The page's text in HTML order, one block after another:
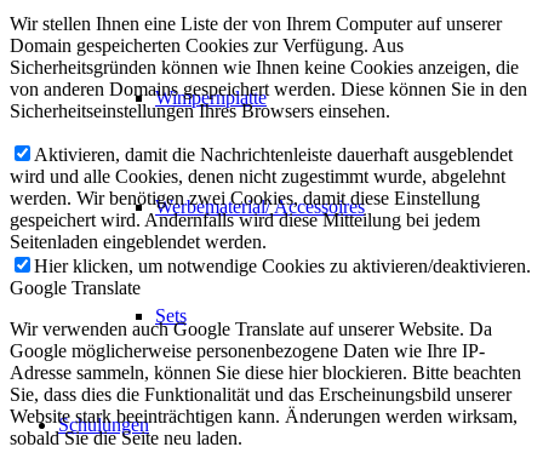
Wimpernplatte
Werbematerial/ Accessoires
Sets
Schulungen
Wir stellen Ihnen eine Liste der von Ihrem Computer auf unserer
Domain gespeicherten Cookies zur Verfügung. Aus
Sicherheitsgründen können wie Ihnen keine Cookies anzeigen, die
von anderen Domains gespeichert werden. Diese können Sie in den
Sicherheitseinstellungen Ihres Browsers einsehen.
Aktivieren, damit die Nachrichtenleiste dauerhaft ausgeblendet
wird und alle Cookies, denen nicht zugestimmt wurde, abgelehnt
werden. Wir benötigen zwei Cookies, damit diese Einstellung
gespeichert wird. Andernfalls wird diese Mitteilung bei jedem
Seitenladen eingeblendet werden.
Hier klicken, um notwendige Cookies zu aktivieren/deaktivieren.
Google Translate
Wir verwenden auch Google Translate auf unserer Website. Da
Google möglicherweise personenbezogene Daten wie Ihre IP-
Adresse sammeln, können Sie diese hier blockieren. Bitte beachten
Sie, dass dies die Funktionalität und das Erscheinungsbild unserer
Website stark beeinträchtigen kann. Änderungen werden wirksam,
sobald Sie die Seite neu laden.